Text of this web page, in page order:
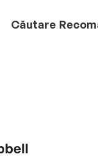
Căutare